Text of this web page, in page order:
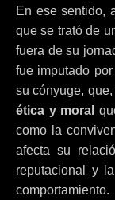
En ese sentido,
que se trató de
fuera de su
fue imputado
su cónyuge,
ética y moral
como la
afecta su
reputacional y
comportamiento.